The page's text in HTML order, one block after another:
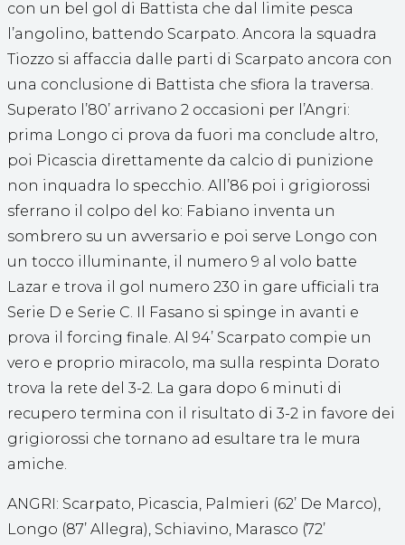
con un bel gol di Battista che dal limite pesca
l’angolino, battendo Scarpato. Ancora la squadra
Tiozzo si affaccia dalle parti di Scarpato ancora con
una conclusione di Battista che sfiora la traversa.
Superato l’80’ arrivano 2 occasioni per l’Angri:
prima Longo ci prova da fuori ma conclude altro,
poi Picascia direttamente da calcio di punizione
non inquadra lo specchio. All’86 poi i grigiorossi
sferrano il colpo del ko: Fabiano inventa un
sombrero su un avversario e poi serve Longo con
un tocco illuminante, il numero 9 al volo batte
Lazar e trova il gol numero 230 in gare ufficiali tra
Serie D e Serie C. Il Fasano si spinge in avanti e
prova il forcing finale. Al 94’ Scarpato compie un
vero e proprio miracolo, ma sulla respinta Dorato
trova la rete del 3-2. La gara dopo 6 minuti di
recupero termina con il risultato di 3-2 in favore dei
grigiorossi che tornano ad esultare tra le mura
amiche.
ANGRI: Scarpato, Picascia, Palmieri (62’ De Marco),
Longo (87’ Allegra), Schiavino, Marasco (72’